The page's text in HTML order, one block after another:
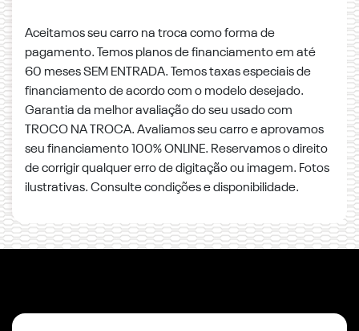
Aceitamos seu carro na troca como forma de
pagamento. Temos planos de financiamento em até
60 meses SEM ENTRADA. Temos taxas especiais de
financiamento de acordo com o modelo desejado.
Garantia da melhor avaliação do seu usado com
TROCO NA TROCA. Avaliamos seu carro e aprovamos
seu financiamento 100% ONLINE. Reservamos o direito
de corrigir qualquer erro de digitação ou imagem. Fotos
ilustrativas. Consulte condições e disponibilidade.